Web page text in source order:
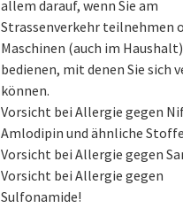
allem darauf, wenn Sie am
Strassenverkehr teilnehmen
Maschinen (auch im Haushalt)
bedienen, mit denen Sie sich
können.
Vorsicht bei Allergie gegen
Amlodipin und ähnliche
Vorsicht bei Allergie gegen
Vorsicht bei Allergie gegen
Sulfonamide!